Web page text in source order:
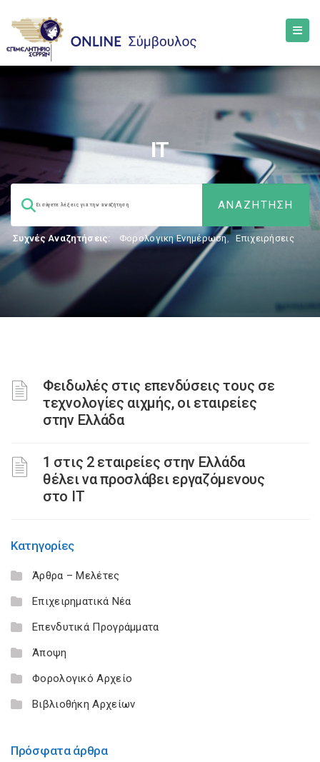
ΙΤ
Συχνές Αναζητήσεις: Φορολογικη Ενημέρωση, Επιχειρήσεις
Φειδωλές στις επενδύσεις τους σε
τεχνολογίες αιχμής, οι εταιρείες
στην Ελλάδα
1 στις 2 εταιρείες στην Ελλάδα
θέλει να προσλάβει εργαζόμενους
στο ΙΤ
Κατηγορίες
Άρθρα – Μελέτες
Επιχειρηματικά Νέα
Επενδυτικά Προγράμματα
Άποψη
Φορολογικό Αρχείο
Βιβλιοθήκη Αρχείων
Πρόσφατα άρθρα